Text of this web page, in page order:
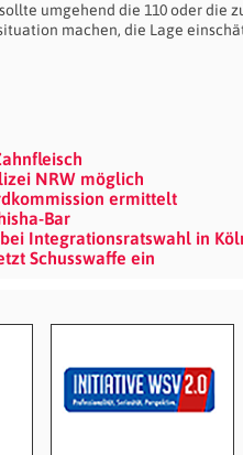
umgehend die 110 oder die
machen, die Lage
NRW möglich
ermittelt
Bar
Integrationsratswahl in
Schusswaffe ein